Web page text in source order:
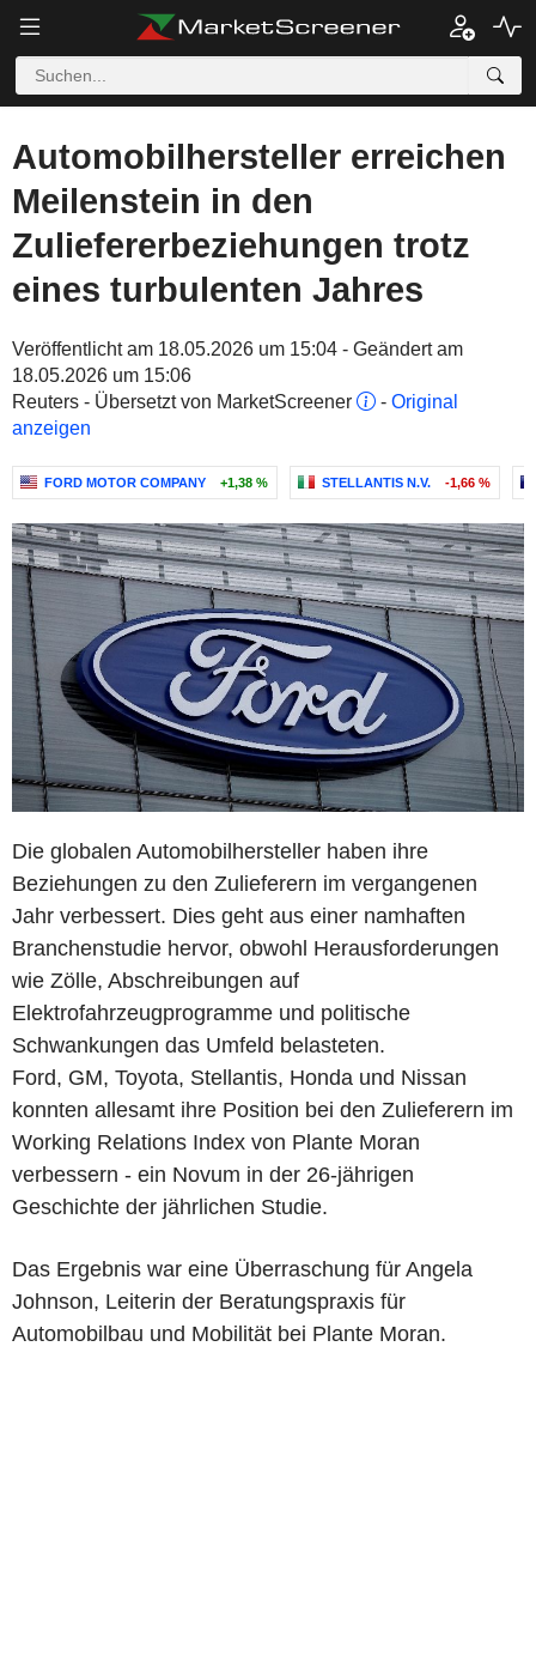
Automobilhersteller erreichen
Meilenstein in den
Zuliefererbeziehungen trotz
eines turbulenten Jahres
Veröffentlicht am 18.05.2026 um 15:04 - Geändert am
18.05.2026 um 15:06
Reuters - Übersetzt von MarketScreener
- Original
anzeigen
FORD MOTOR COMPANY +1,38 % STELLANTIS N.V. -1,66 %
Die globalen Automobilhersteller haben ihre
Beziehungen zu den Zulieferern im vergangenen
Jahr verbessert. Dies geht aus einer namhaften
Branchenstudie hervor, obwohl Herausforderungen
wie Zölle, Abschreibungen auf
Elektrofahrzeugprogramme und politische
Schwankungen das Umfeld belasteten.
Ford, GM, Toyota, Stellantis, Honda und Nissan
konnten allesamt ihre Position bei den Zulieferern im
Working Relations Index von Plante Moran
verbessern - ein Novum in der 26-jährigen
Geschichte der jährlichen Studie.
Das Ergebnis war eine Überraschung für Angela
Johnson, Leiterin der Beratungspraxis für
Automobilbau und Mobilität bei Plante Moran.